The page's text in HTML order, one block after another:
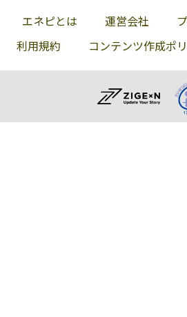
エネピとは 運営会社
利用規約
コンテンツ作成ポ